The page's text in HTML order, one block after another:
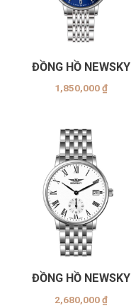
ĐỒNG HỒ NEWSKY
NS5010G.S06
1,850,000₫
ĐỒNG HỒ NEWSKY
NS5013G.S01
2,680,000₫